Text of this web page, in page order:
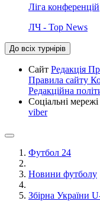
Ліга конференцій
ЛЧ - Top News
До всіх турнірів
Сайт Редакція
Правила сайту
Редакційна
Соціальні мережі
viber
Футбол 24
Новини футболу
Збірна України